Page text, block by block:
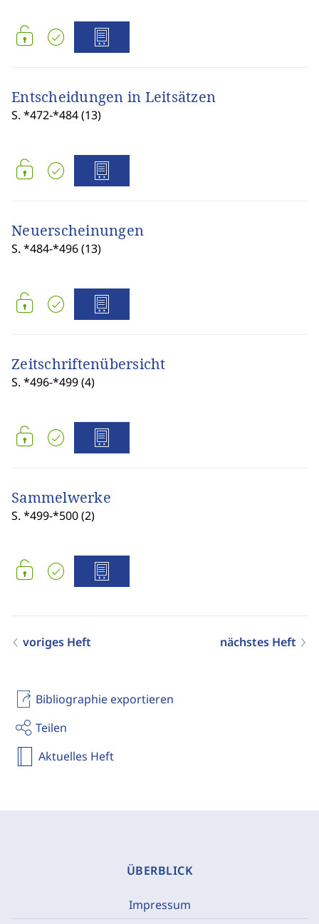
Bibliographie exportieren
Teilen
Aktuelles Heft
Entscheidungen in Leitsätzen
S. *472-*484 (13)
Neuerscheinungen
S. *484-*496 (13)
Zeitschriftenübersicht
S. *496-*499 (4)
Sammelwerke
S. *499-*500 (2)
voriges Heft nächstes Heft
ÜBERBLICK
Impressum